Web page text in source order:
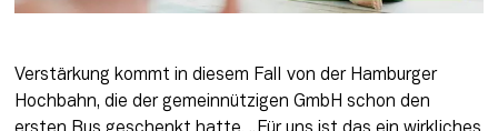
Verstärkung kommt in diesem Fall von der Hamburger
Hochbahn, die der gemeinnützigen GmbH schon den